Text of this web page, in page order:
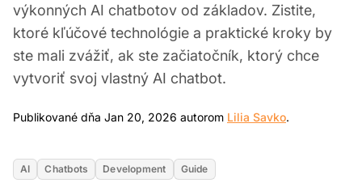
výkonných AI chatbotov od základov. Zistite,
ktoré kľúčové technológie a praktické kroky by
ste mali zvážiť, ak ste začiatočník, ktorý chce
vytvoriť svoj vlastný AI chatbot.
Publikované dňa Jan 20, 2026 autorom Lilia Savko.
AI Chatbots Development Guide